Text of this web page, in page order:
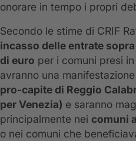
onorare in tempo i propri
Secondo le stime di CRIF
incasso delle entrate
di euro per i comuni presi
avranno una
pro-capite di Reggio
per Venezia) e saranno
principalmente nei comuni
o nei comuni che